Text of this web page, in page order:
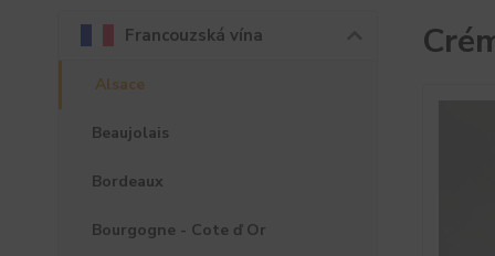
Francouzská vína
Alsace
Beaujolais
Bordeaux
Bourgogne - Cote ď Or